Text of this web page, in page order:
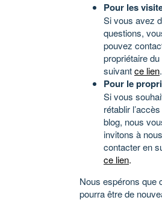
Pour les
Si vous avez
questions,
pouvez
propriétaire
suivantce lien.
Pour le
Si vous
rétablir
blog, nous
invitons à nous
contacter en
ce lien.
Nous espérons que
pourra être de